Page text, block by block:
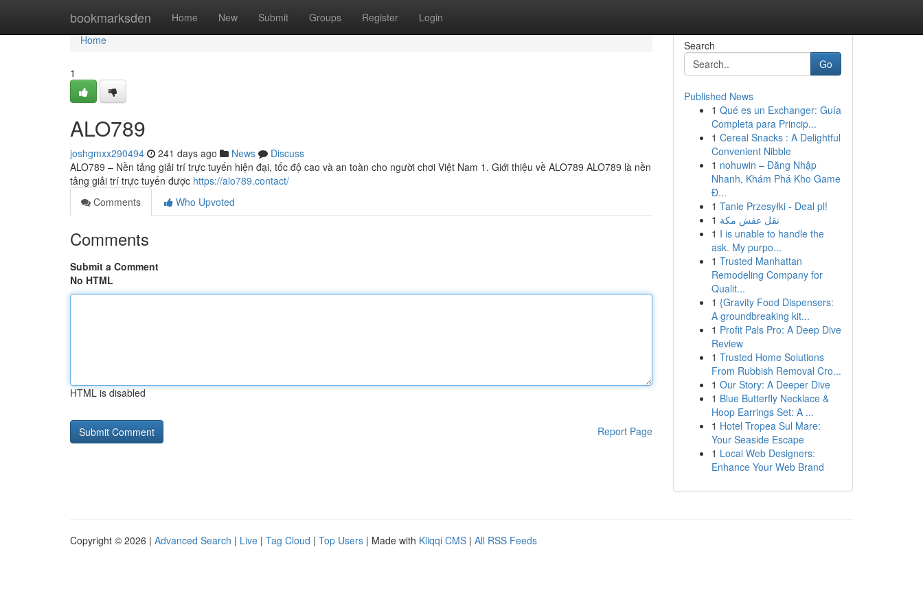
bookmarksden Home New Submit Groups Register Login
Home
Home
1
ALO789
joshgmxx290494 241 days ago News
Discuss
ALO789 – Nền tảng giải trí trực tuyến hiện đại, tốc độ cao và an toàn cho người chơi Việt Nam 1. Giới thiệu về ALO789 ALO789 là nền
tảng giải trí trực tuyến được https://alo789.contact/
Comments
Who Upvoted
Comments
Submit a Comment
No HTML
HTML is disabled
Report Page
Search
Go
Published News
1 Qué es un Exchanger: Guía
Completa para Princip...
1 Cereal Snacks : A Delightful
Convenient Nibble
1 nohuwin – Đăng Nhập
Nhanh, Khám Phá Kho Game
Đ...
1 Tanie Przesyłki - Deal pl!
1 نقل عفش مكة
1 I is unable to handle the
ask. My purpo...
1 Trusted Manhattan
Remodeling Company for
Qualit...
1 {Gravity Food Dispensers:
A groundbreaking kit...
1 Profit Pals Pro: A Deep Dive
Review
1 Trusted Home Solutions
From Rubbish Removal Cro...
1 Our Story: A Deeper Dive
1 Blue Butterfly Necklace &
Hoop Earrings Set: A ...
1 Hotel Tropea Sul Mare:
Your Seaside Escape
1 Local Web Designers:
Enhance Your Web Brand
Copyright © 2026 | Advanced Search | Live | Tag Cloud | Top Users | Made with Kliqqi CMS | All RSS Feeds